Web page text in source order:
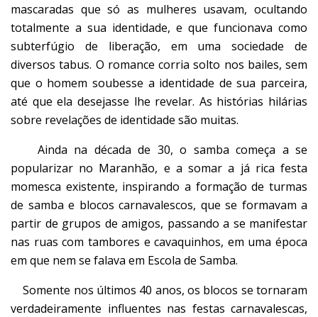
mascaradas que só as mulheres usavam, ocultando
totalmente a sua identidade, e que funcionava como
subterfúgio de liberação, em uma sociedade de
diversos tabus. O romance corria solto nos bailes, sem
que o homem soubesse a identidade de sua parceira,
até que ela desejasse lhe revelar. As histórias hilárias
sobre revelações de identidade são muitas.
Ainda na década de 30, o samba começa a se
popularizar no Maranhão, e a somar a já rica festa
momesca existente, inspirando a formação de turmas
de samba e blocos carnavalescos, que se formavam a
partir de grupos de amigos, passando a se manifestar
nas ruas com tambores e cavaquinhos, em uma época
em que nem se falava em Escola de Samba.
Somente nos últimos 40 anos, os blocos se tornaram
verdadeiramente influentes nas festas carnavalescas,